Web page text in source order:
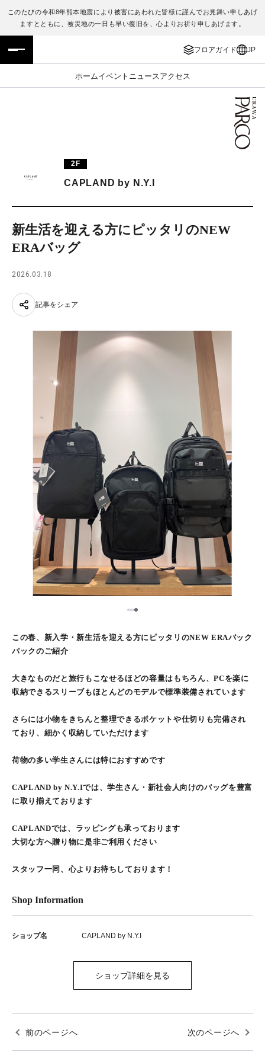
このたびの令和8年熊本地震により被害にあわれた皆様に謹んでお見舞い申しあげ
ますとともに、被災地の一日も早い復旧を、心よりお祈り申しあげます。
フロアガイド JP
ホームイベント ニュース アクセス
フロアガイド
施設案内・アクセス
TAX FREE
JP
ENGLISH
繁体字
日本語
2F
CAPLAND by N.Y.I
新生活を迎える方にピッタリのNEW
ERAバッグ
2026.03.18
記事をシェア
123
この春、新入学・新生活を迎える方にピッタリのNEW ERAバック
パックのご紹介
大きなものだと旅行もこなせるほどの容量はもちろん、PCを楽に
収納できるスリーブもほとんどのモデルで標準装備されています
さらには小物をきちんと整理できるポケットや仕切りも完備され
ており、細かく収納していただけます
荷物の多い学生さんには特におすすめです
CAPLAND by N.Y.Iでは、学生さん・新社会人向けのバッグを豊富
に取り揃えております
CAPLANDでは、ラッピングも承っております
大切な方へ贈り物に是非ご利用ください
スタッフ一同、心よりお待ちしております！
Shop Information
ショップ名 CAPLAND by N.Y.I
ショップ詳細を見る
前のページへ 次のページへ